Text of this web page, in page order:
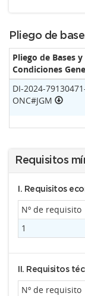
Pliego de
Pliego de Bases y
Condiciones
DI-2024-
ONC#JGM
Requisitos
I. Requisitos
Nº de requisito
1
II. Requisitos
Nº de requisito